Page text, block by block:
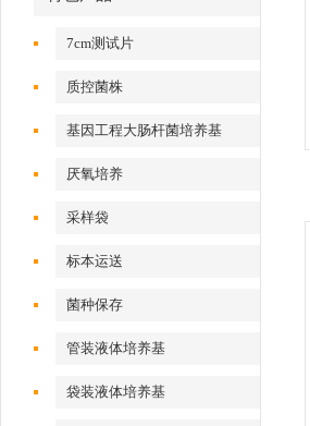
7cm测试片
质控菌株
基因工程大肠杆菌培养基
厌氧培养
采样袋
标本运送
菌种保存
管装液体培养基
袋装液体培养基